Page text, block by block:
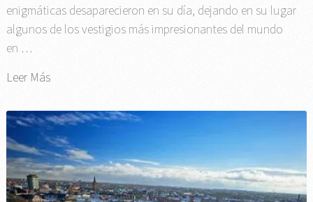
enigmáticas desaparecieron en su día, dejando en su lugar
algunos de los vestigios más impresionantes del mundo
en …
Leer Más